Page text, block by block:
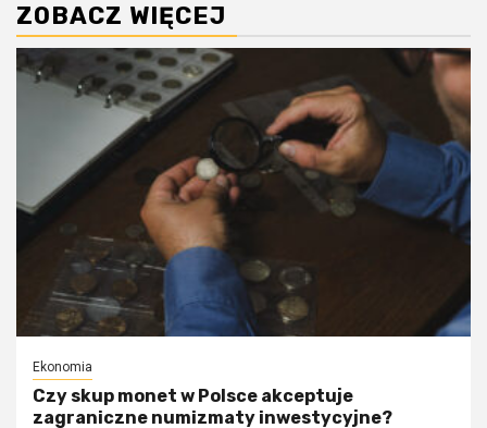
ZOBACZ WIĘCEJ
Ekonomia
Czy skup monet w Polsce akceptuje
zagraniczne numizmaty inwestycyjne?